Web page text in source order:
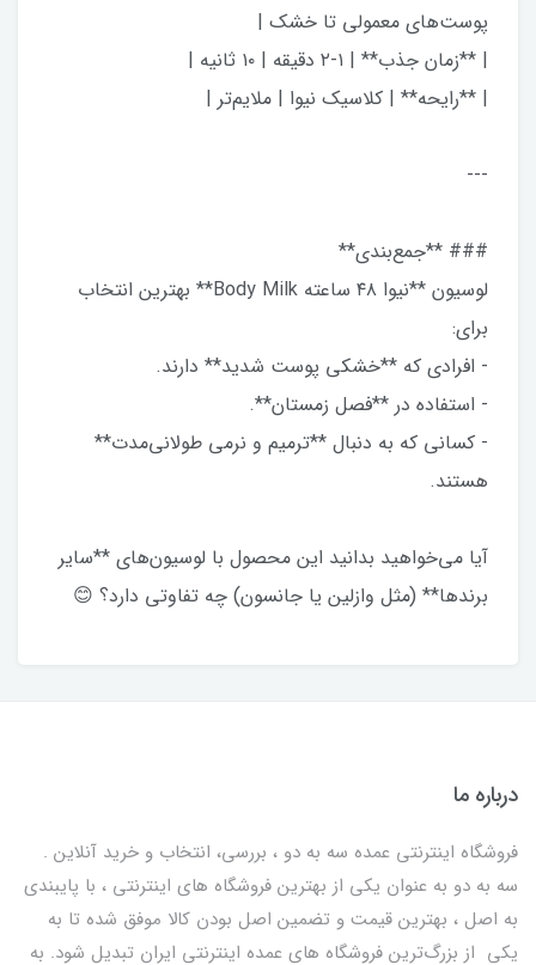
پوست‌های معمولی تا خشک |
| **زمان جذب** | ۱-۲ دقیقه | ۱۰ ثانیه |
| **رایحه** | کلاسیک نیوا | ملایم‌تر |
---
### **جمع‌بندی**
لوسیون **نیوا ۴۸ ساعته Body Milk** بهترین انتخاب
برای:
- افرادی که **خشکی پوست شدید** دارند.
- استفاده در **فصل زمستان**.
- کسانی که به دنبال **ترمیم و نرمی طولانی‌مدت**
هستند.
آیا می‌خواهید بدانید این محصول با لوسیون‌های **سایر
برندها** (مثل وازلین یا جانسون) چه تفاوتی دارد؟ 😊
درباره ما
فروشگاه اینترنتی عمده سه به دو ، بررسی، انتخاب و خرید آنلاین .
سه به دو به عنوان یکی از بهترين فروشگاه های اینترنتی ، با پایبندی
به اصل ، بهترين قيمت و تضمین اصل‌ بودن کالا موفق شده تا به
يكي از بزرگ‌ترين فروشگاه هاي عمده اینترنتی ایران تبدیل شود. به